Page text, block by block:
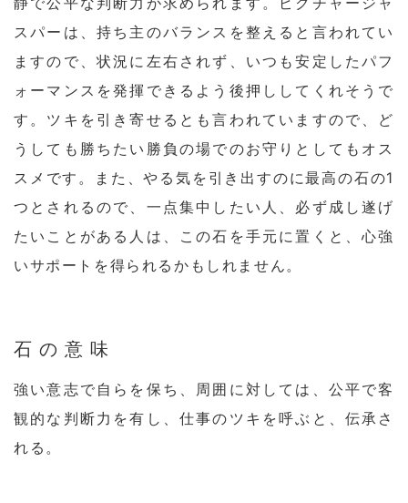
スパーは、持ち主のバランスを整えると言われてい
ますので、状況に左右されず、いつも安定したパフ
ォーマンスを発揮できるよう後押ししてくれそうで
す。ツキを引き寄せるとも言われていますので、ど
うしても勝ちたい勝負の場でのお守りとしてもオス
スメです。また、やる気を引き出すのに最高の石の1
つとされるので、一点集中したい人、必ず成し遂げ
たいことがある人は、この石を手元に置くと、心強
いサポートを得られるかもしれません。
石の意味
強い意志で自らを保ち、周囲に対しては、公平で客
観的な判断力を有し、仕事のツキを呼ぶと、伝承さ
れる。